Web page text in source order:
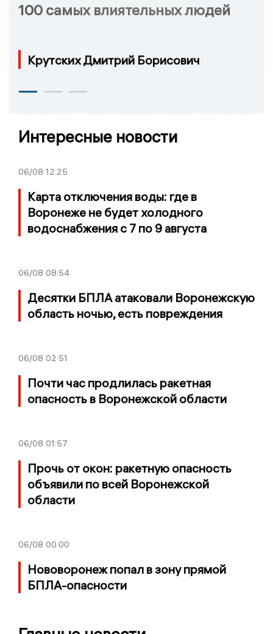
100 самых влиятельных людей
Крутских Дмитрий Борисович
Интересные новости
06/08 12:25
Карта отключения воды: где в
Воронеже не будет холодного
водоснабжения с 7 по 9 августа
06/08 08:54
Десятки БПЛА атаковали Воронежскую
область ночью, есть повреждения
06/08 02:51
Почти час продлилась ракетная
опасность в Воронежской области
06/08 01:57
Прочь от окон: ракетную опасность
объявили по всей Воронежской
области
06/08 00:00
Нововоронеж попал в зону прямой
БПЛА-опасности